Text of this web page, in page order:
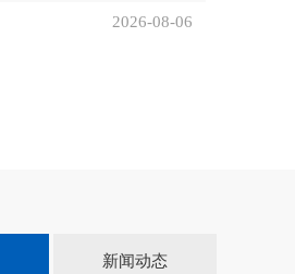
2026-08-06
新闻动态